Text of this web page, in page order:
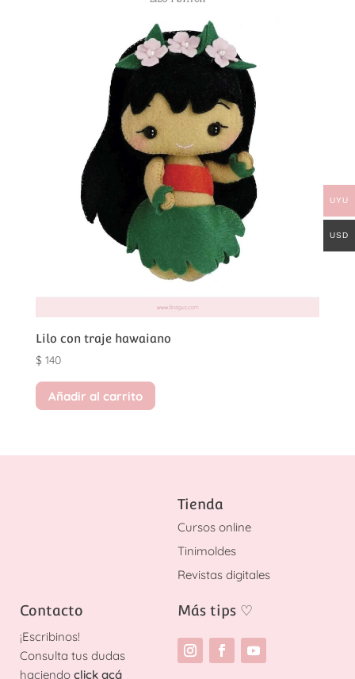
Lilo con traje hawaiano
$140
Añadir al carrito
Tienda
Cursos online
Tinimoldes
Revistas digitales
Contacto
¡Escribinos!
Consulta tus dudas
haciendo click acá
Más tips ♡
UYU
USD